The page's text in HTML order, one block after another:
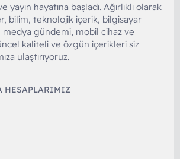
yayın hayatına başladı. Ağırlıklı olarak
bilim, teknolojik içerik, bilgisayar
medya gündemi, mobil cihaz ve
kaliteli ve özgün içerikleri siz
ulaştırıyoruz.
HESAPLARIMIZ